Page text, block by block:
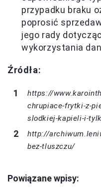
przypadku braku
poprosić
jego rady
wykorzystania
Źródła:
https://
chrupiace-frytki-z-
slodkiej-kapieli-i-
http://
bez-tluszczu/
Powiązane wpisy: